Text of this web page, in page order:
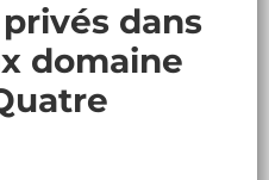
dans
domaine